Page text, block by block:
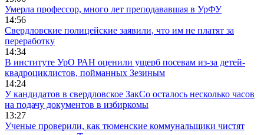
Умерла профессор, много лет преподававшая в УрФУ
14:56
Свердловские полицейские заявили, что им не платят за
переработку
14:34
В институте УрО РАН оценили ущерб посевам из-за детей-
квадроциклистов, пойманных Зезиным
14:24
У кандидатов в свердловское ЗакСо осталось несколько часов
на подачу документов в избиркомы
13:27
Ученые проверили, как тюменские коммунальщики чистят